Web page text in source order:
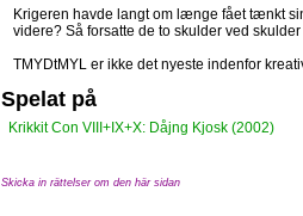
Krigeren havde langt om længe fået tænkt
videre? Så forsatte de to skulder ved
TMYDtMYL er ikke det nyeste indenfor
Spelat på
Krikkit Con VIII+IX+X: Dåjng Kjosk (2002)
Skicka in rättelser om den här sidan